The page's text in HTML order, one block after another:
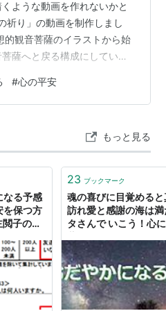
ような動画を作れないかと
祈り」の動画を制作しまし
的観音菩薩のイラストから始
薩へと戻る構成にしていま
。 音楽も、やさしく寄り添
す。 眠れない夜、不安な
心を静める般若心経の動画-
軽くなったら、高評価やチャ
#心の平安
もっと見る
なる予感
を保つ方
子の姑
23 ブックマーク
魂の喜びに目覚める
訪れ愛と感謝の海は
タさんで いこう！心